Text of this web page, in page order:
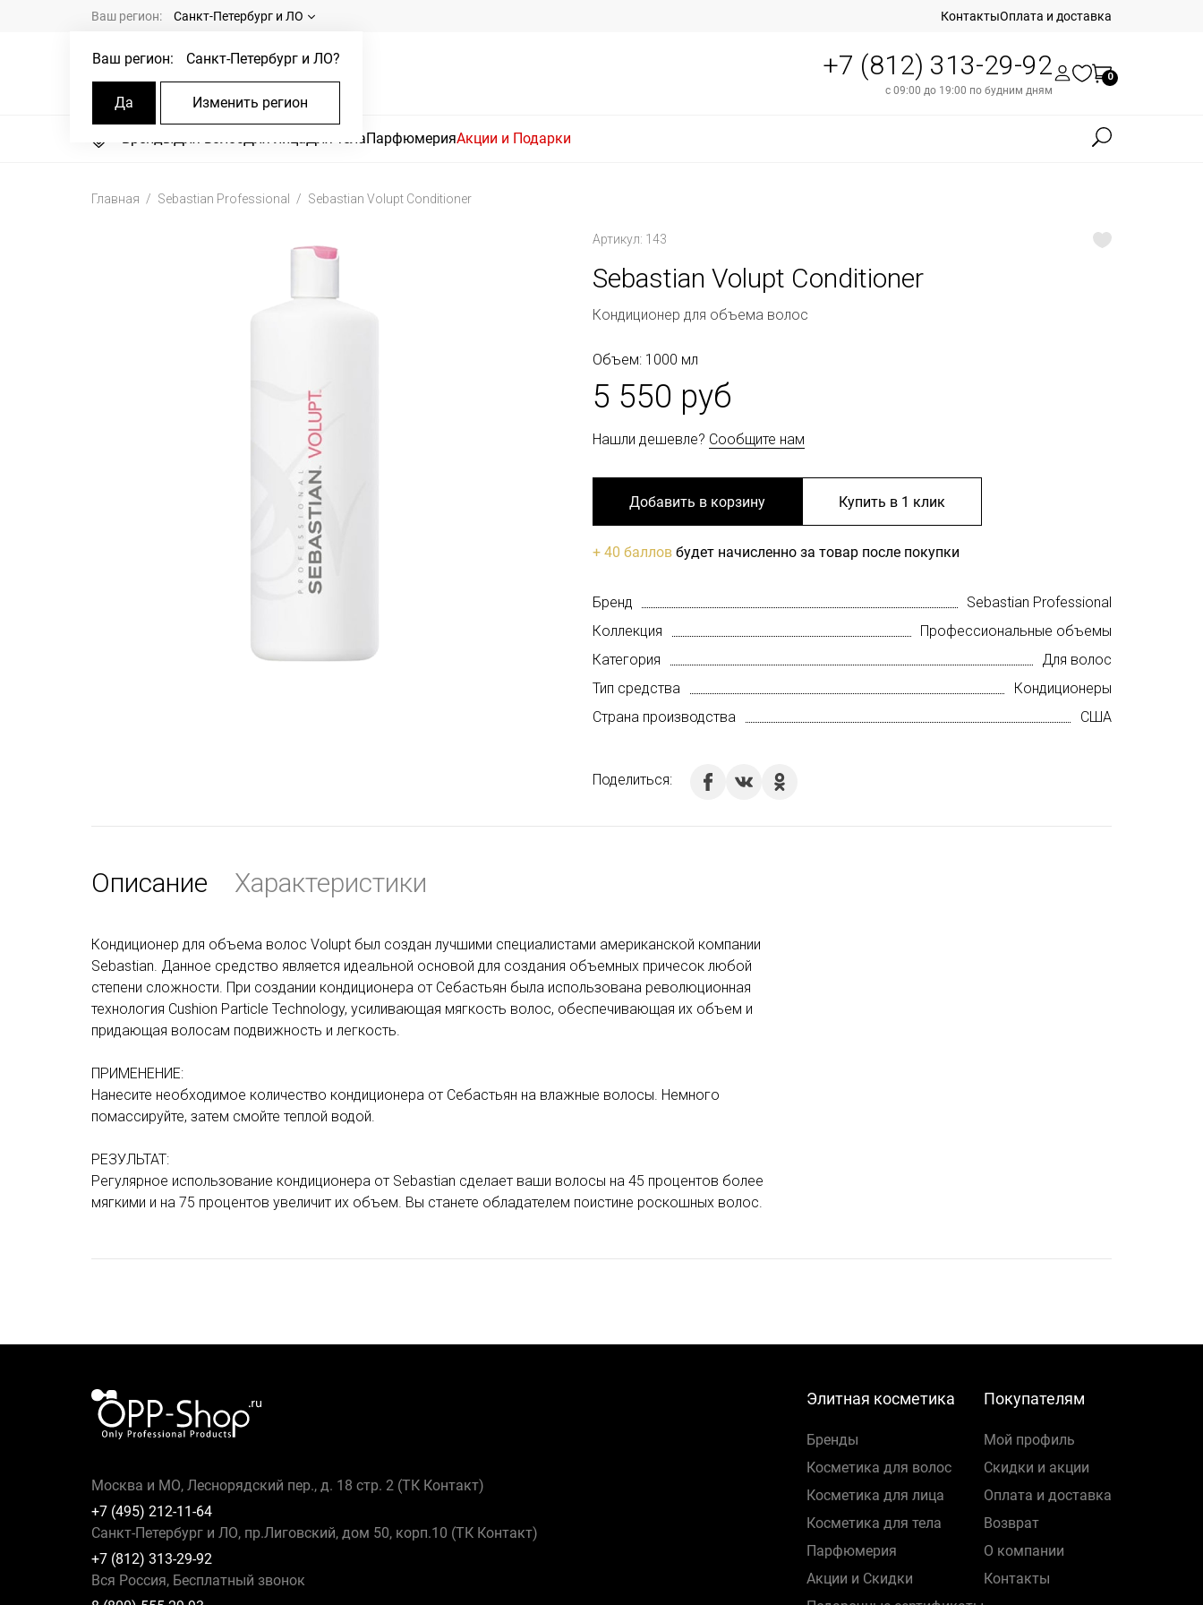
Ваш регион: Санкт-Петербург и ЛО
Ваш регион: Санкт-Петербург и ЛО?
Да Изменить регион
КонтактыОплата и доставка
+7 (812) 313-29-92
с 09:00 до 19:00 по будним дням
0
БрендыДля волосДля лицаДля телаПарфюмерияАкции и Подарки
Главная Sebastian Professional Sebastian Volupt Conditioner
Артикул: 143
Sebastian Volupt Conditioner
Кондиционер для объема волос
Объем: 1000 мл
5 550 руб
Нашли дешевле? Сообщите нам
Добавить в корзину Купить в 1 клик
+ 40 баллов будет начисленно за товар после покупки
Бренд
Sebastian Professional
Коллекция
Профессиональные объемы
Категория
Для волос
Тип средства
Кондиционеры
Страна производства
США
Поделиться:
Описание Характеристики
Кондиционер для объема волос Volupt был создан лучшими специалистами американской компании
Sebastian. Данное средство является идеальной основой для создания объемных причесок любой
степени сложности. При создании кондиционера от Себастьян была использована революционная
технология Cushion Particle Technology, усиливающая мягкость волос, обеспечивающая их объем и
придающая волосам подвижность и легкость.
ПРИМЕНЕНИЕ:
Нанесите необходимое количество кондиционера от Себастьян на влажные волосы. Немного
помассируйте, затем смойте теплой водой.
РЕЗУЛЬТАТ:
Регулярное использование кондиционера от Sebastian сделает ваши волосы на 45 процентов более
мягкими и на 75 процентов увеличит их объем. Вы станете обладателем поистине роскошных волос.
Москва и МО, Леснорядский пер., д. 18 стр. 2 (ТК Контакт)
+7 (495) 212-11-64
Санкт-Петербург и ЛО, пр.Лиговский, дом 50, корп.10 (ТК Контакт)
+7 (812) 313-29-92
Вся Россия, Бесплатный звонок
Элитная косметика
Бренды
Косметика для волос
Косметика для лица
Косметика для тела
Парфюмерия
Акции и Скидки
Покупателям
Мой профиль
Скидки и акции
Оплата и доставка
Возврат
О компании
Контакты